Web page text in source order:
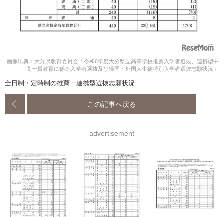
画像出典：大分県教育委員会「令和6年度大分県立高等学校推薦入学者選抜、連携型中
高一貫教育に係る入学者選抜及び帰国・外国人生徒特別入学者選抜志願状況」
全日制・定時制の推薦・連携型選抜志願状況
この記事へ戻る
advertisement